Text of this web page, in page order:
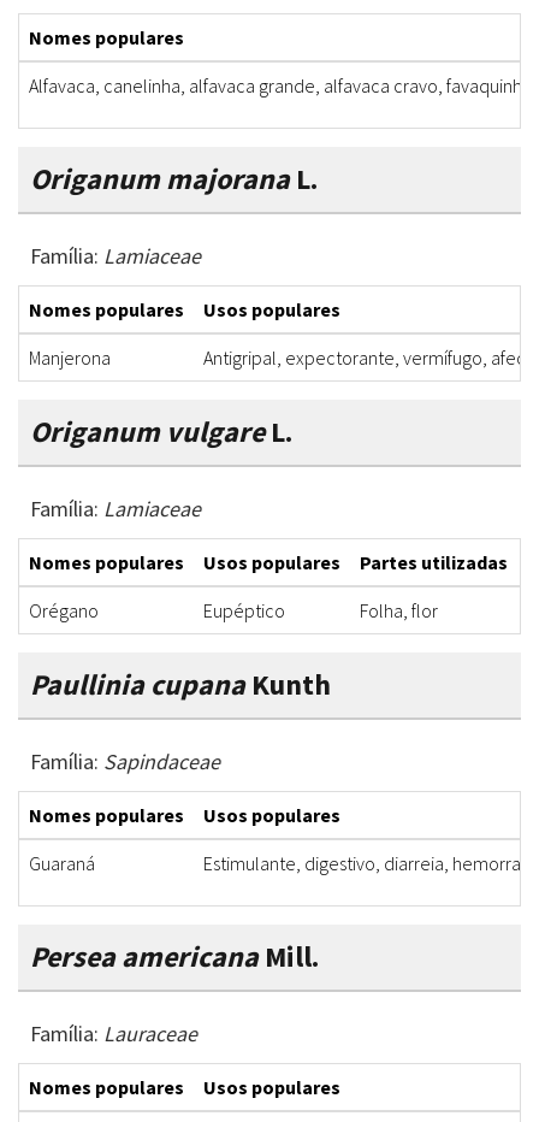
Nomes populares
Alfavaca, canelinha, alfavaca grande, alfavaca cravo,
Origanum majoranaL.
Família: Lamiaceae
Nomes populares
Usos populares
Manjerona
Antigripal, expectorante, vermífugo,
Origanum vulgareL.
Família: Lamiaceae
Nomes populares Usos populares Partes utilizadas
Orégano
Eupéptico Folha, flor
Paullinia cupanaKunth
Família: Sapindaceae
Nomes populares
Usos populares
Guaraná
Estimulante, digestivo, diarreia,
Persea americanaMill.
Família: Lauraceae
Nomes populares
Usos populares